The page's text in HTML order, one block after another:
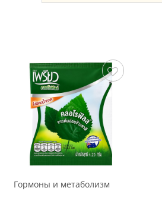
Сохранить
Гормоны и метаболизм